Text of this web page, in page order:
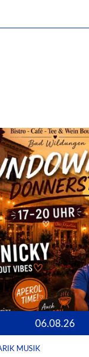
06.08.26
MUSIK